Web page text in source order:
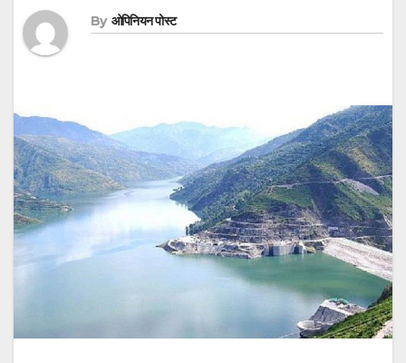
By ओपिनियन पोस्ट